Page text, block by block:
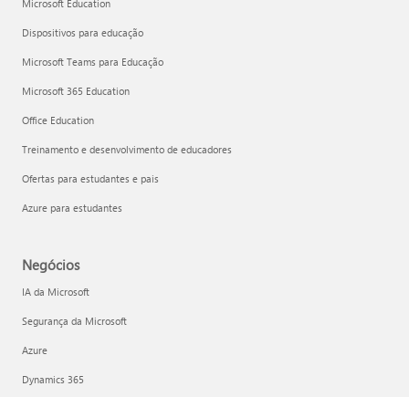
Microsoft Education
Dispositivos para educação
Microsoft Teams para Educação
Microsoft 365 Education
Office Education
Treinamento e desenvolvimento de educadores
Ofertas para estudantes e pais
Azure para estudantes
Negócios
IA da Microsoft
Segurança da Microsoft
Azure
Dynamics 365